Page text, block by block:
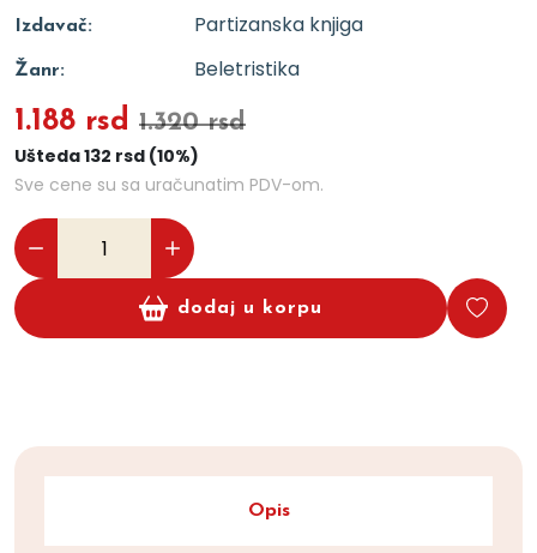
Izdavač: Partizanska knjiga
Žanr: Beletristika
1.188 rsd 1.320 rsd
Ušteda 132 rsd (10%)
Sve cene su sa uračunatim PDV-om.
dodaj u korpu
Opis